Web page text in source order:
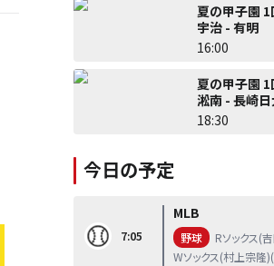
夏の甲子園
宇治 - 有明
16:00
夏の甲子園
淞南 - 長崎
18:30
今日の予定
7:05
MLB
野球
Rソックス(
Wソックス(村上宗隆